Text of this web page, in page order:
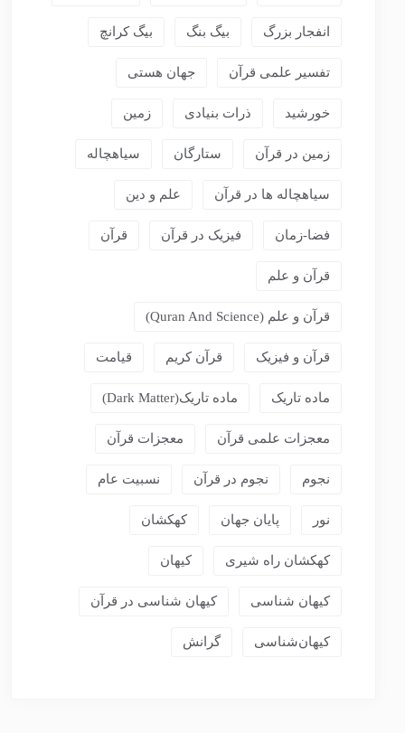
انفجار بزرگ بیگ بنگ بیگ کرانچ
تفسیر علمی قرآن جهان هستی
خورشید ذرات بنیادی زمین
زمین در قرآن ستارگان سیاهچاله
سیاهچاله ها در قرآن علم و دین
فضا-زمان فیزیک در قرآن قرآن
قرآن و علم
قرآن و علم (Quran And Science)
قرآن و فیزیک قرآن کریم قیامت
ماده تاریک ماده تاریک(dark Matter)
معجزات علمی قرآن معجزات قرآن
نجوم نجوم در قرآن نسبیت عام
نور پایان جهان کهکشان
کهکشان راه شیری کیهان
کیهان شناسی کیهان شناسی در قرآن
کیهان‌شناسی گرانش